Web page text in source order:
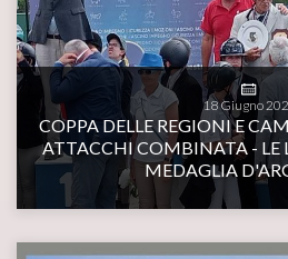
18Giugno
COPPA DELLE REGIONI E
ATTACCHI COMBINATA - LE
MEDAGLIA